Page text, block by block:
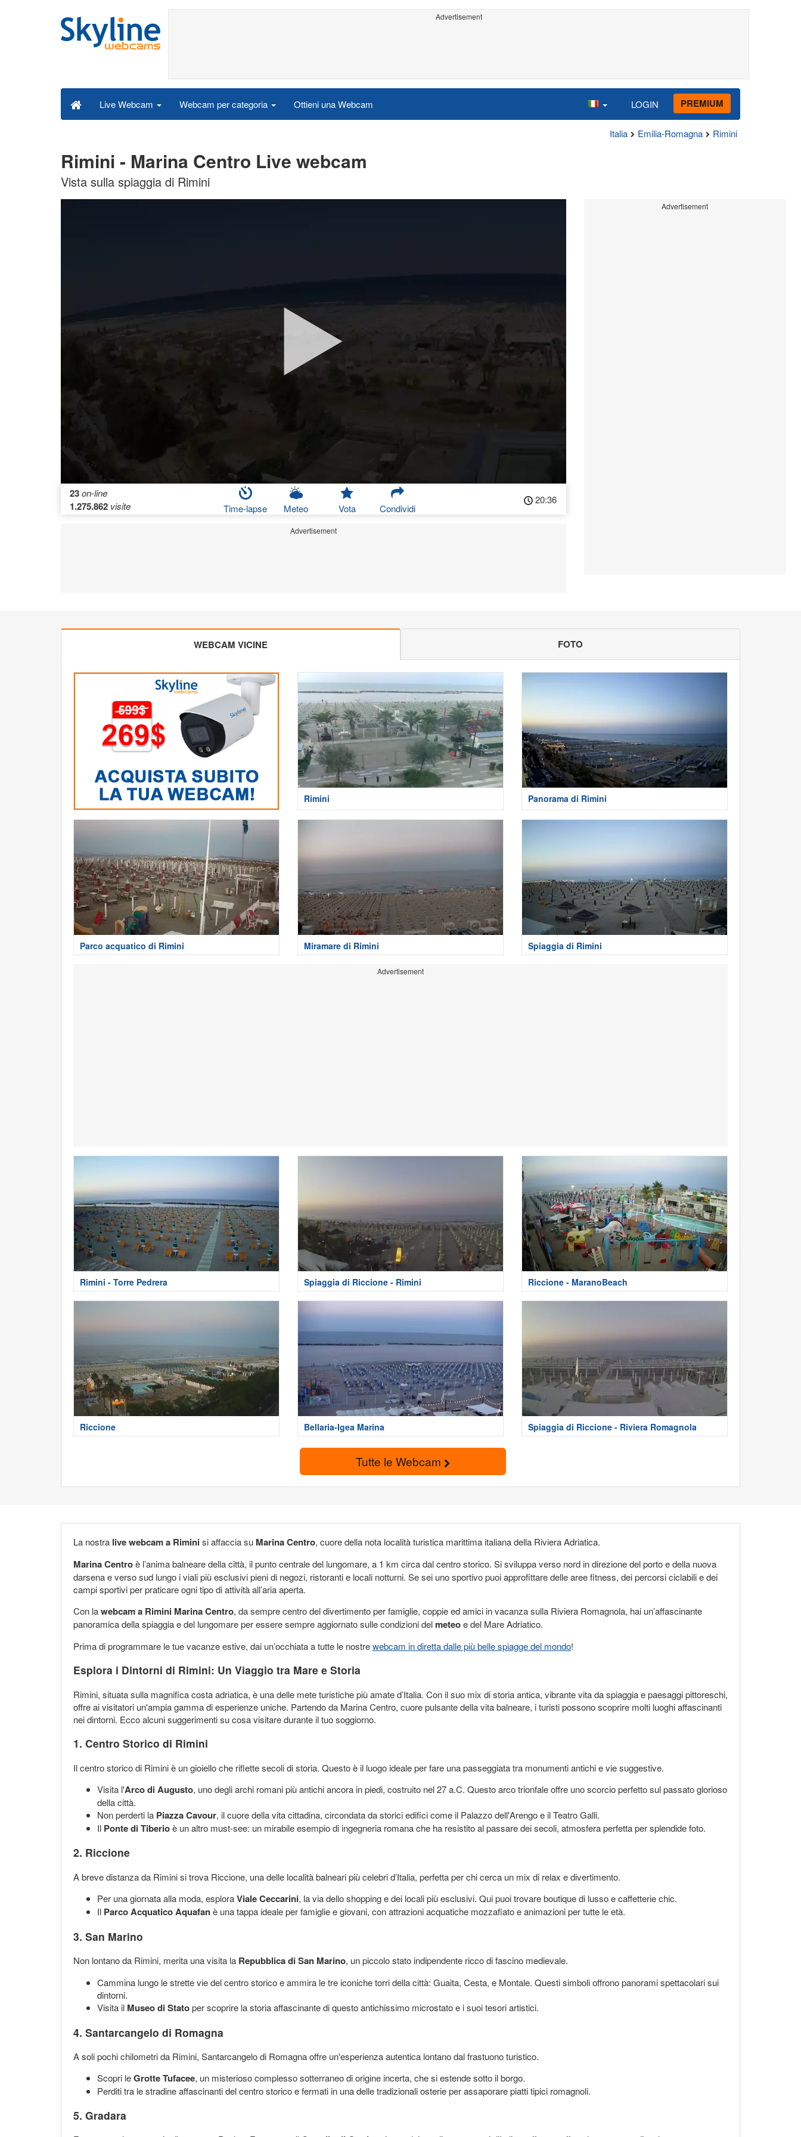
Advertisement
Live Webcam Webcam per categoria Ottieni una Webcam LOGIN PREMIUM
Italia Emilia-Romagna Rimini
Rimini - Marina Centro Live webcam
Vista sulla spiaggia di Rimini
23on-line
1.275.862 visite Time-lapse Meteo Vota Condividi
20:36
Advertisement
Advertisement
WEBCAM VICINE FOTO
Rimini Panorama di Rimini
Parco acquatico di Rimini Miramare di Rimini Spiaggia di Rimini
Advertisement
Rimini - Torre Pedrera Spiaggia di Riccione - Rimini Riccione - MaranoBeach
Riccione Bellaria-Igea Marina Spiaggia di Riccione - Riviera Romagnola
Tutte le Webcam
La nostra live webcam a Riminisi affaccia su Marina Centro, cuore della nota località turistica marittima italiana della Riviera Adriatica.
Marina Centroè l’anima balneare della città, il punto centrale del lungomare, a 1 km circa dal centro storico. Si sviluppa verso nord in direzione del porto e della nuova
darsena e verso sud lungo i viali più esclusivi pieni di negozi, ristoranti e locali notturni. Se sei uno sportivo puoi approfittare delle aree fitness, dei percorsi ciclabili e dei
campi sportivi per praticare ogni tipo di attività all’aria aperta.
Con lawebcam a Rimini Marina Centro, da sempre centro del divertimento per famiglie, coppie ed amici in vacanza sulla Riviera Romagnola, hai un’affascinante
panoramica della spiaggia e del lungomare per essere sempre aggiornato sulle condizioni del meteoe del Mare Adriatico.
Prima di programmare le tue vacanze estive, dai un’occhiata a tutte le nostrewebcam in diretta dalle più belle spiagge del mondo!
Esplora i Dintorni di Rimini: Un Viaggio tra Mare e Storia
Rimini, situata sulla magnifica costa adriatica, è una delle mete turistiche più amate d’Italia. Con il suo mix di storia antica, vibrante vita da spiaggia e paesaggi pittoreschi,
offre ai visitatori un'ampia gamma di esperienze uniche. Partendo da Marina Centro, cuore pulsante della vita balneare, i turisti possono scoprire molti luoghi affascinanti
nei dintorni. Ecco alcuni suggerimenti su cosa visitare durante il tuo soggiorno.
1. Centro Storico di Rimini
Il centro storico di Rimini è un gioiello che riflette secoli di storia. Questo è il luogo ideale per fare una passeggiata tra monumenti antichi e vie suggestive.
Visita l'Arco di Augusto, uno degli archi romani più antichi ancora in piedi, costruito nel 27 a.C. Questo arco trionfale offre uno scorcio perfetto sul passato glorioso
della città.
Non perderti la Piazza Cavour, il cuore della vita cittadina, circondata da storici edifici come il Palazzo dell'Arengo e il Teatro Galli.
Il Ponte di Tiberioè un altro must-see: un mirabile esempio di ingegneria romana che ha resistito al passare dei secoli, atmosfera perfetta per splendide foto.
2. Riccione
A breve distanza da Rimini si trova Riccione, una delle località balneari più celebri d’Italia, perfetta per chi cerca un mix di relax e divertimento.
Per una giornata alla moda, esploraViale Ceccarini, la via dello shopping e dei locali più esclusivi. Qui puoi trovare boutique di lusso e caffetterie chic.
Il Parco Acquatico Aquafanè una tappa ideale per famiglie e giovani, con attrazioni acquatiche mozzafiato e animazioni per tutte le età.
3. San Marino
Non lontano da Rimini, merita una visita la Repubblica di San Marino, un piccolo stato indipendente ricco di fascino medievale.
Cammina lungo le strette vie del centro storico e ammira le tre iconiche torri della città: Guaita, Cesta, e Montale. Questi simboli offrono panorami spettacolari sui
dintorni.
Visita il Museo di Statoper scoprire la storia affascinante di questo antichissimo microstato e i suoi tesori artistici.
4. Santarcangelo di Romagna
A soli pochi chilometri da Rimini, Santarcangelo di Romagna offre un'esperienza autentica lontano dal frastuono turistico.
Scopri leGrotte Tufacee, un misterioso complesso sotterraneo di origine incerta, che si estende sotto il borgo.
Perditi tra le stradine affascinanti del centro storico e fermati in una delle tradizionali osterie per assaporare piatti tipici romagnoli.
5. Gradara